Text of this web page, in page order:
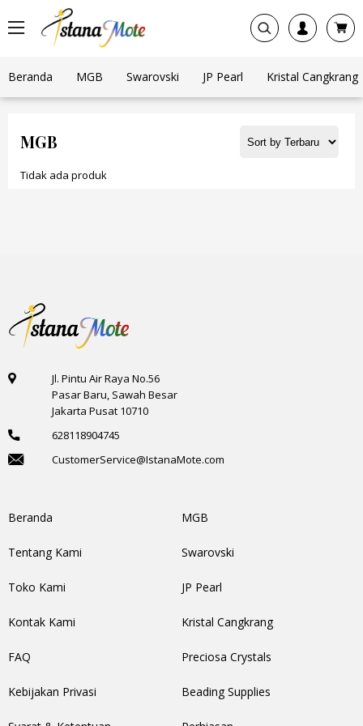
Beranda MGB Swarovski JP Pearl Kristal Cangkrang
MGB
Tidak ada produk
Jl. Pintu Air Raya No.56
Pasar Baru, Sawah Besar
Jakarta Pusat 10710
628118904745
CustomerService@IstanaMote.com
Beranda
Tentang Kami
Toko Kami
Kontak Kami
FAQ
Kebijakan Privasi
MGB
Swarovski
JP Pearl
Kristal Cangkrang
Preciosa Crystals
Beading Supplies